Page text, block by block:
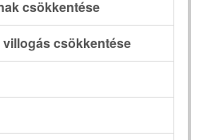
csökkentése
csökkentése